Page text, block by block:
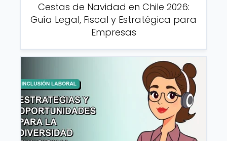
Cestas de Navidad en Chile 2026:
Guía Legal, Fiscal y Estratégica para
Empresas